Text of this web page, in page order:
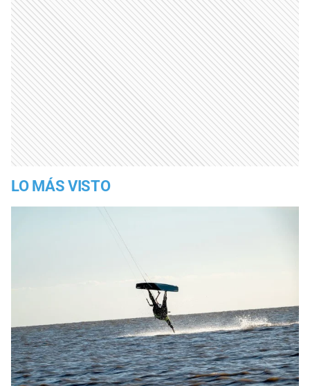
LO MÁS VISTO